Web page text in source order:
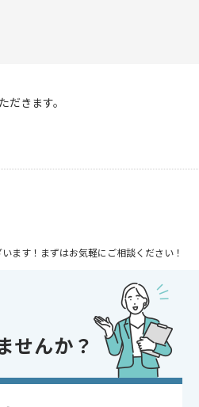
だきます。
ます！まずはお気軽にご相談ください！
せんか？